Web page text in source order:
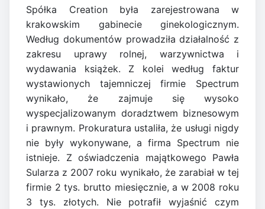
Spółka Creation była zarejestrowana w
krakowskim gabinecie ginekologicznym.
Według dokumentów prowadziła działalność z
zakresu uprawy rolnej, warzywnictwa i
wydawania książek. Z kolei według faktur
wystawionych tajemniczej firmie Spectrum
wynikało, że zajmuje się wysoko
wyspecjalizowanym doradztwem biznesowym
i prawnym. Prokuratura ustaliła, że usługi nigdy
nie były wykonywane, a firma Spectrum nie
istnieje. Z oświadczenia majątkowego Pawła
Sularza z 2007 roku wynikało, że zarabiał w tej
firmie 2 tys. brutto miesięcznie, a w 2008 roku
3 tys. złotych. Nie potrafił wyjaśnić czym